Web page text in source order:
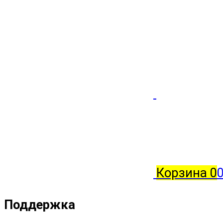
Корзина 0
Поддержка